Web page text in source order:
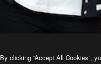
By clicking “Accept All Cookies”,